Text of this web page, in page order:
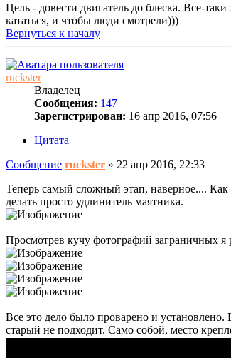
Цель - довести двигатель до блеска. Все-
кататься, и чтобы люди смотрели)))
Вернуться к началу
ruckster
Владелец
Сообщения: 147
Зарегистрирован: 16 апр 2016, 07:56
Цитата
Сообщение ruckster » 22 апр 2016, 22:33
Теперь самый сложный этап, наверное.... Как
делать просто удлинитель маятника.
Просмотрев кучу фотографий заграничных я
Все это дело было проварено и установлено.
старый не подходит. Само собой, место